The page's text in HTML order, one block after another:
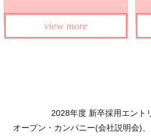
view more
2028年度 新卒採用エント
オープン・カンパニー(会社説明会)